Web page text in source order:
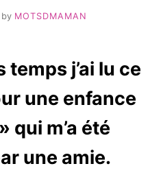
by MOTSDMAMAN
temps j’ai lu ce
une enfance
qui m’a été
une amie.